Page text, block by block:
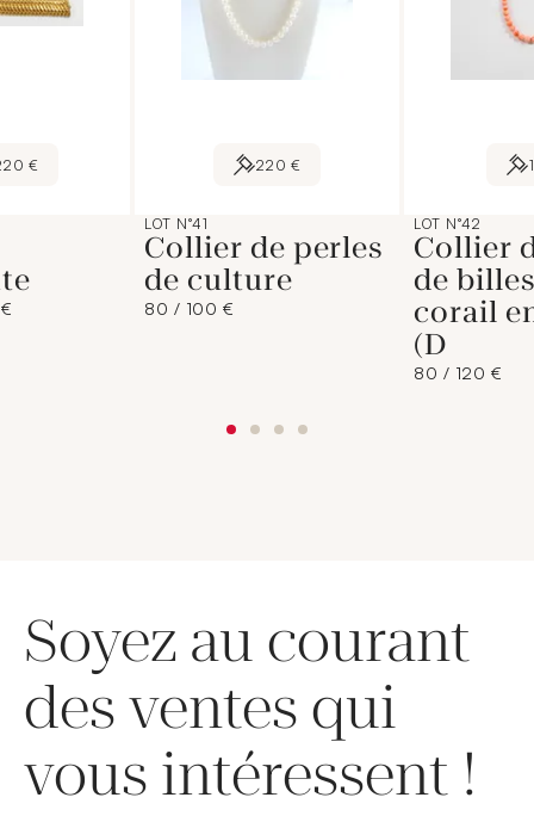
€ 220 €
LOT N°41
Collier de perles
de culture
80 / 100 €
LOT N°42
Collier
de
corail
(D
80 / 120 €
Soyez au courant
des ventes qui
vous intéressent !